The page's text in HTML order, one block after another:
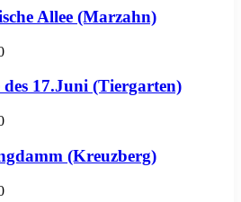
Allee (Marzahn)
des 17.Juni (Tiergarten)
(Kreuzberg)